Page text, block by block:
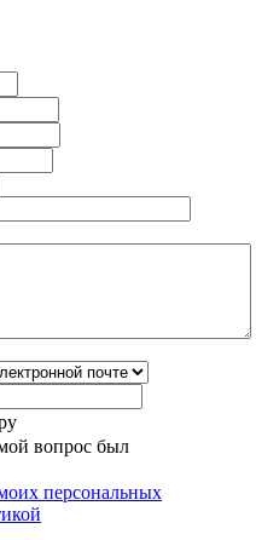
вопрос был
персональных